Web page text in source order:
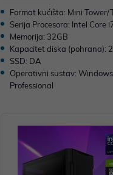
Format kućišta: Mini Tower/
Serija Procesora: Intel Core
Memorija: 32GB
Kapacitet diska (pohrana):
SSD: DA
Operativni sustav: Windows
Professional